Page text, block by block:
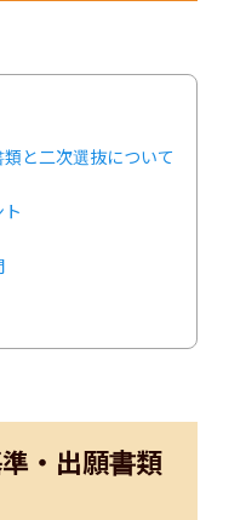
と二次選抜について
・出願書類